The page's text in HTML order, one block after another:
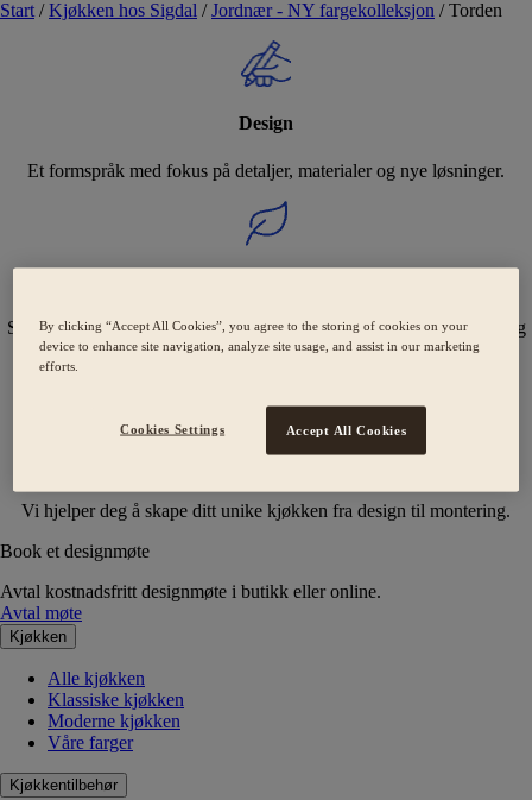
Start / Kjøkken hos Sigdal / Jordnær - NY fargekolleksjon / Torden
Design
Et formspråk med fokus på detaljer, materialer og nye løsninger.
Svanemerkede kjøkken med fokus på bærekraft og omsorgsfulle valg
for miljøet.
Vi hjelper deg å skape ditt unike kjøkken fra design til montering.
Book et designmøte
Avtal kostnadsfritt designmøte i butikk eller online.
Avtal møte
Kjøkken
Alle kjøkken
Klassiske kjøkken
Moderne kjøkken
Våre farger
Kjøkkentilbehør
By clicking “Accept All Cookies”, you agree to the storing of cookies on your
device to enhance site navigation, analyze site usage, and assist in our marketing
efforts.
Cookies Settings Accept All Cookies